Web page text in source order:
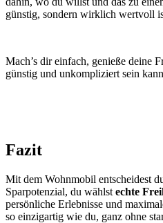
günstig, sondern wirklich wertvoll
Mach’s dir einfach, genieße deine
günstig und unkompliziert sein
Fazit
Mit dem Wohnmobil entscheidest
Sparpotenzial, du wählst echte
persönliche Erlebnisse und
so einzigartig wie du, ganz ohne